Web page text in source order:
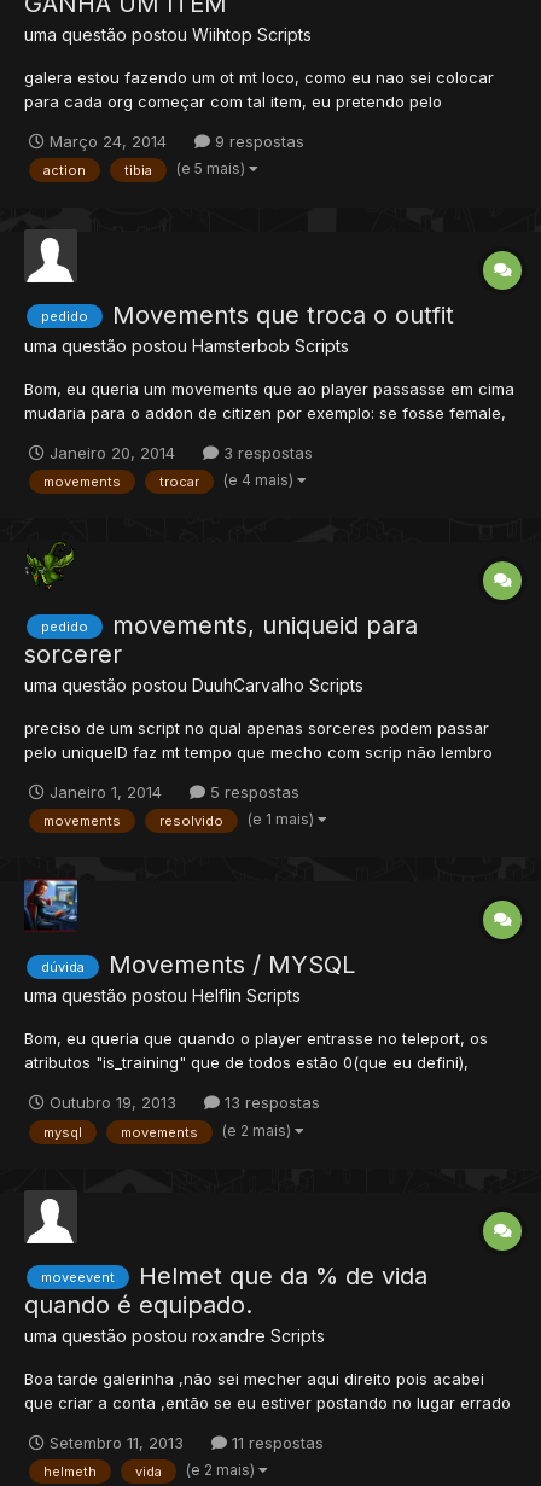
uma questão postou Wiihtop Scripts
galera estou fazendo um ot mt loco, como eu nao sei colocar
para cada org começar com tal item, eu pretendo pelo
ganha "tal item" agradeço s2
Março 24, 2014 9 respostas
action tibia (e 5 mais)
pedido Movements que troca o outfit
uma questão postou Hamsterbob Scripts
Bom, eu queria um movements que ao player passasse em cima
mudaria para o addon de citizen por exemplo: se fosse female,
aleatorias se fosse male, passaria em cima e ficaria com
looktype 128, e ganharia cores aleatorias só is...
Janeiro 20, 2014 3 respostas
movements trocar (e 4 mais)
pedido
movements, uniqueid para
sorcerer
uma questão postou DuuhCarvalho Scripts
preciso de um script no qual apenas sorceres podem passar
pelo uniqueID faz mt tempo que mecho com scrip não lembro
Janeiro 1, 2014
5 respostas
movements resolvido (e 1 mais)
dúvida Movements / MYSQL
uma questão postou Helflin Scripts
Bom, eu queria que quando o player entrasse no teleport, os
atributos "is_training" que de todos estão 0(que eu defini),
no teleport. Pensei em algo assim, mas da errado: function
onStepIn(cid, item, pos) if item.uid == 1478...
Outubro 19, 2013 13 respostas
mysql movements (e 2 mais)
moveevent
Helmet que da % de vida
quando é equipado.
uma questão postou roxandre Scripts
Boa tarde galerinha ,não sei mecher aqui direito pois acabei
que criar a conta ,então se eu estiver postando no lugar errado
o player equipasse ele désse 200 de hp + 3% do que o player
tem ,alguem poderia me ajudar ? obrigado a atenção.
Setembro 11, 2013 11 respostas
helmeth vida (e 2 mais)